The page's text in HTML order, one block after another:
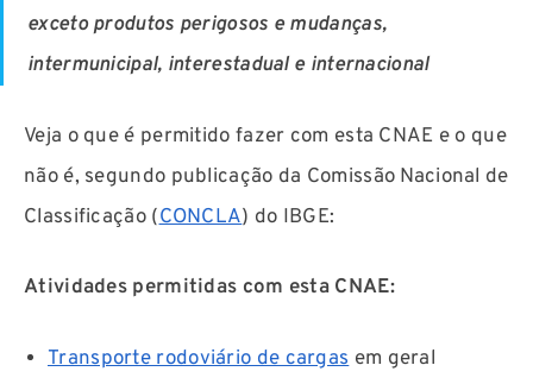
exceto produtos perigosos e mudanças,
intermunicipal, interestadual e internacional
Veja o que é permitido fazer com esta CNAE e o que
não é, segundo publicação da Comissão Nacional de
Classificação (CONCLA) do IBGE:
Atividades permitidas com esta CNAE:
Transporte rodoviário de cargasem geral